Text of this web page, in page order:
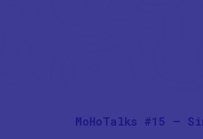
MoHoTalks #15 –